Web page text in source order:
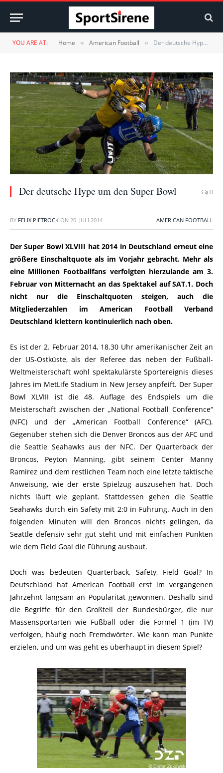
YOU ARE AT: Home » American Football » Der deutsche Hype um den Super Bowl
Der deutsche Hype um den Super Bowl 0
BY FELIX PIETROCK ON 20. JULI 2014 AMERICAN FOOTBALL
Der Super Bowl XLVIII hat 2014 in Deutschland erneut eine
größere Einschaltquote als im Vorjahr gebracht. Mehr als
eine Millionen Footballfans verfolgten hierzulande am 3.
Februar von Mitternacht an das Spektakel auf SAT.1. Doch
nicht nur die Einschaltquoten steigen, auch die
Mitgliederzahlen im American Football Verband
Deutschland klettern kontinuierlich nach oben.
Es ist der 2. Februar 2014, 18.30 Uhr amerikanischer Zeit an
der US-Ostküste, als der Referee das neben der Fußball-
Weltmeisterschaft wohl spektakulärste Sportereignis dieses
Jahres im MetLife Stadium in New Jersey anpfeift. Der Super
Bowl XLVIII ist die 48. Auflage des Endspiels um die
Meisterschaft zwischen der „National Football Conference“
(NFC) und der „American Football Conference“ (AFC).
Gegenüber stehen sich die Denver Broncos aus der AFC und
die Seattle Seahawks aus der NFC. Der Quarterback der
Broncos, Peyton Manning, gibt seinem Center Manny
Ramirez und dem restlichen Team noch eine letzte taktische
Anweisung, wie der erste Spielzug auszusehen hat. Doch
nichts läuft wie geplant. Stattdessen gehen die Seattle
Seahawks durch ein Safety mit 2:0 in Führung. Auch in den
folgenden Minuten will den Broncos nichts gelingen, da
Seattle defensiv sehr gut steht und mit einfachen Punkten
wie dem Field Goal die Führung ausbaut.
Doch was bedeuten Quarterback, Safety, Field Goal? In
Deutschland hat American Football erst im vergangenen
Jahrzehnt langsam an Popularität gewonnen. Deshalb sind
die Begriffe für den Großteil der Bundesbürger, die nur
Massensportarten wie Fußball oder die Formel 1 (im TV)
verfolgen, häufig noch Fremdwörter. Wie kann man Punkte
erzielen, und um was geht es überhaupt in diesem Spiel?